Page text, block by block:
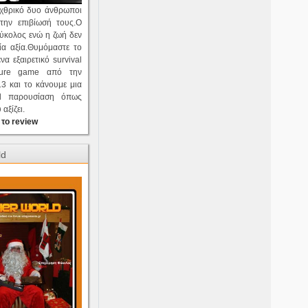
δυο άνθρωποι
επιβίωσή τους.Ο
ενώ η ζωή δεν
αξία.Θυμόμαστε το
εξαιρετικό survival
game από την
και το κάνουμε μια
παρουσίαση όπως
το review